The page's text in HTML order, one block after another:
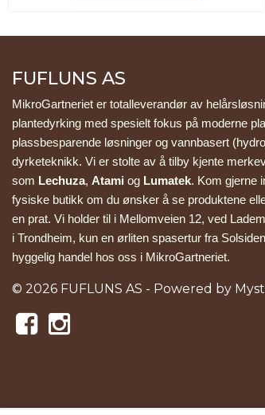
FUFLUNS AS
MikroGartneriet er totalleverandør av
plantedyrking med spesielt fokus på moderne
plassbesparende løsninger og vannbasert
dyrketeknikk. Vi er stolte av å tilby kjente
som Lechuza, Atami og Lumatek. Kom gjerne
fysiske butikk om du ønsker å se produktene
en prat. Vi holder til i Mellomveien 12, ved
i Trondheim, kun en ørliten spasertur fra
hyggelig handel hos oss i MikroGartneriet.
© 2026 FUFLUNS AS - Powered by